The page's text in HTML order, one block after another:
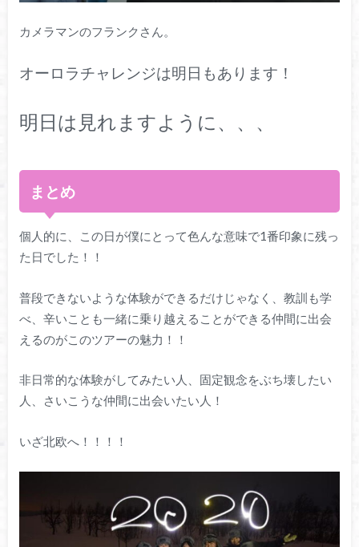
カメラマンのフランクさん。
オーロラチャレンジは明日もあります！
明日は見れますように、、、
まとめ
個人的に、この日が僕にとって色んな意味で1番印象に残っ
た日でした！！
普段できないような体験ができるだけじゃなく、教訓も学
べ、辛いことも一緒に乗り越えることができる仲間に出会
えるのがこのツアーの魅力！！
非日常的な体験がしてみたい人、固定観念をぶち壊したい
人、さいこうな仲間に出会いたい人！
いざ北欧へ！！！！